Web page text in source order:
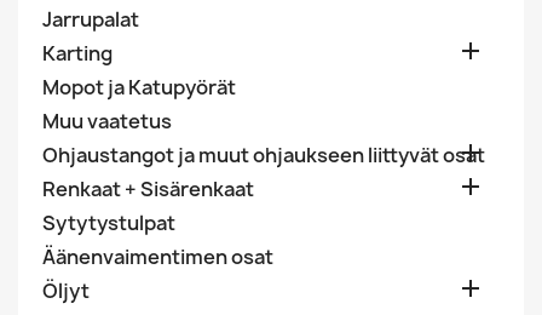
Jarrupalat
Karting

Mopot ja Katupyörät
Muu vaatetus
Ohjaustangot ja muut ohjaukseen liittyvät osat

Renkaat + Sisärenkaat 
Sytytystulpat
Äänenvaimentimen osat
Öljyt
